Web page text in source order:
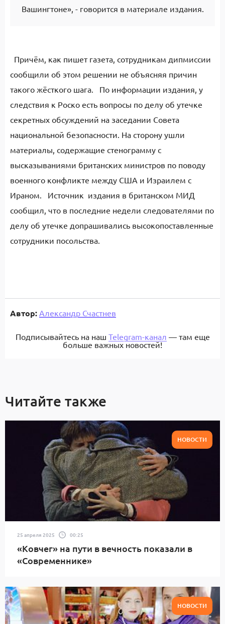
Вашингтоне», - говорится в материале издания.
Причём, как пишет газета, сотрудникам дипмиссии
сообщили об этом решении не объясняя причин
такого жёсткого шага. По информации издания, у
следствия к Роско есть вопросы по делу об утечке
секретных обсуждений на заседании Совета
национальной безопасности. На сторону ушли
материалы, содержащие стенограмму с
высказываниями британских министров по поводу
военного конфликте между США и Израилем с
Ираном. Источник издания в британском МИД
сообщил, что в последние недели следователями по
делу об утечке допрашивались высокопоставленные
сотрудники посольства.
Автор: Александр Счастнев
Подписывайтесь на наш Telegram-канал — там еще
больше важных новостей!
Читайте также
НОВОСТИ
25 апреля 2025 00:25
«Ковчег» на пути в вечность показали в
«Современнике»
НОВОСТИ